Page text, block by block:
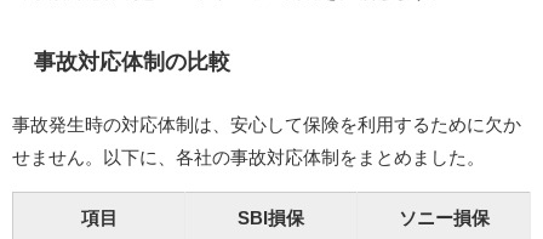
事故対応体制の比較
事故発生時の対応体制は、安心して保険を利用するために欠か
せません。​以下に、各社の事故対応体制をまとめました。​
項目 SBI損保 ソニー損保